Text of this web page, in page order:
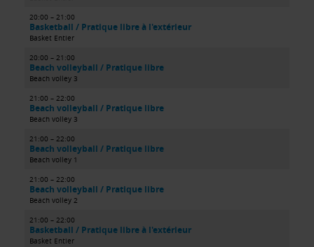
20:00 – 21:00
Basketball / Pratique libre à l'extérieur
Basket Entier
20:00 – 21:00
Beach volleyball / Pratique libre
Beach volley 3
21:00 – 22:00
Beach volleyball / Pratique libre
Beach volley 3
21:00 – 22:00
Beach volleyball / Pratique libre
Beach volley 1
21:00 – 22:00
Beach volleyball / Pratique libre
Beach volley 2
21:00 – 22:00
Basketball / Pratique libre à l'extérieur
Basket Entier